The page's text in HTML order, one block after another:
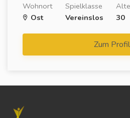
Wohnort
Ost
Spielklasse
Vereinslos
30
Zum Profil